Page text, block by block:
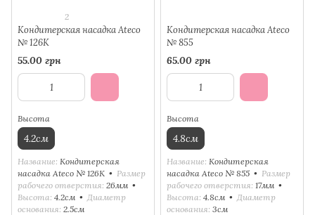
2
Кондитерская насадка Ateco
№ 126К
55.00 грн
Высота
4.2см
Название Кондитерская
насадка Ateco № 126К
Размер
рабочего отверстия 26мм
Высота 4.2см
Диаметр
основания 2.5см
Кондитерская насадка Ateco
№ 855
65.00 грн
Высота
4.8см
Название Кондитерская
насадка Ateco № 855
Размер
рабочего отверстия 17мм
Высота 4.8см
Диаметр
основания 3см